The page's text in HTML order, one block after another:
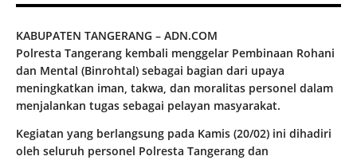
KABUPATEN TANGERANG – ADN.COM
Polresta Tangerang kembali menggelar Pembinaan Rohani
dan Mental (Binrohtal) sebagai bagian dari upaya
meningkatkan iman, takwa, dan moralitas personel dalam
menjalankan tugas sebagai pelayan masyarakat.
Kegiatan yang berlangsung pada Kamis (20/02) ini dihadiri
oleh seluruh personel Polresta Tangerang dan